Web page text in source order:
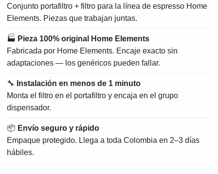
Conjunto portafiltro + filtro para la línea de espresso Home
Elements. Piezas que trabajan juntas.
🏭 Pieza 100% original Home Elements
Fabricada por Home Elements. Encaje exacto sin
adaptaciones — los genéricos pueden fallar.
🔧
Instalación en menos de 1 minuto
Monta el filtro en el portafiltro y encaja en el grupo
dispensador.
📦 Envío seguro y rápido
Empaque protegido. Llega a toda Colombia en 2–3 días
hábiles.